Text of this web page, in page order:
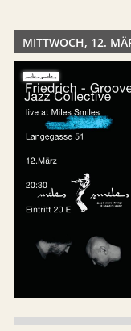
MITTWOCH, 12.